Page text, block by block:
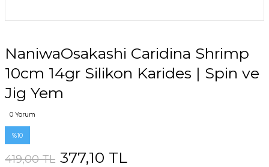
NaniwaOsakashi Caridina Shrimp
10cm 14gr Silikon Karides | Spin ve
Jig Yem
0 Yorum
%10
419,00 TL 377,10 TL